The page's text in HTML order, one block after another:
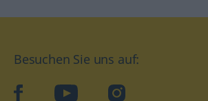
Besuchen Sie uns auf:
facebookYouTube Instagram